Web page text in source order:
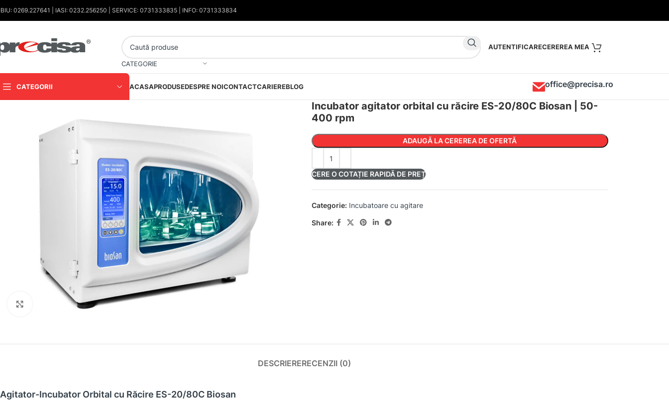
0269.227641 | IASI: 0232.256250 | SERVICE: 0731333835 | INFO: 0731333834
CATEGORIE
AUTENTIFICARE
CATEGORII ACASAPRODUSEDESPRE NOICONTACTCARIEREBLOG office@precisa.ro
Faceți clic pentru a mări
Incubator agitator orbital cu răcire ES-20/80C Biosan | 50-
400 rpm
ADAUGĂ LA CEREREA DE OFERTĂ
CERE O COTAȚIE RAPIDĂ DE PREȚ
Categorie: Incubatoare cu agitare
Share:
DESCRIERERECENZII (0)
Agitator-Incubator Orbital cu Răcire ES-20/80C Biosan